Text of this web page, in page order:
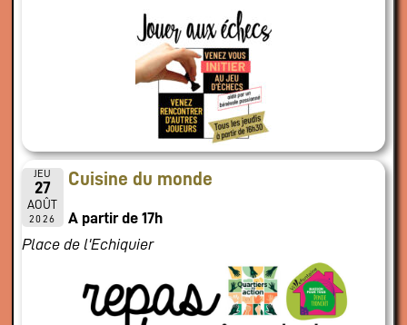
JEU
27
AOÛT
2026
Cuisine du monde
A partir de 17h
Place de l'Echiquier